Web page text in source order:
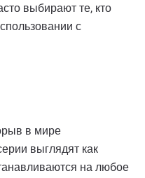
выбирают те, кто
с
в мире
выглядят как
на любое